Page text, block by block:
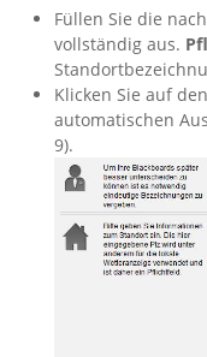
Füllen Sie die
vollständig aus.
Klicken Sie auf
automatischen
9).